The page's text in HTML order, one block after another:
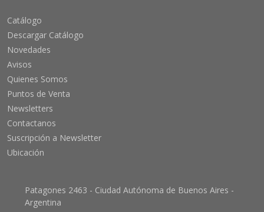
Catálogo
Descargar Catálogo
Novedades
Avisos
Quienes Somos
Puntos de Venta
Newsletters
Contactanos
Suscripción a Newsletter
Ubicación
Patagones 2463 - Ciudad Autónoma de Buenos Aires -
Argentina